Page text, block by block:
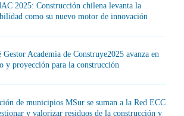
2025: Construcción chilena levanta la
como su nuevo motor de innovación
Gestor Academia de Construye2025 avanza en
y proyección para la construcción
de municipios MSur se suman a la Red ECC
y valorizar residuos de la construcción y